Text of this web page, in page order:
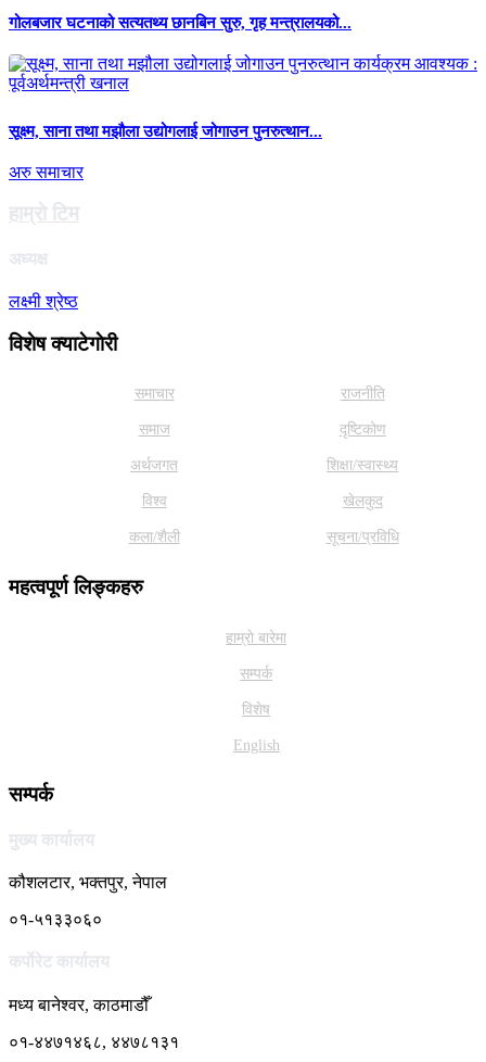
गोलबजार घटनाको सत्यतथ्य छानबिन सुरु, गृह मन्त्रालयको...
सूक्ष्म, साना तथा मझौला उद्योगलाई जोगाउन पुनरुत्थान...
अरु समाचार
हाम्राे टिम
अध्यक्ष
लक्ष्मी श्रेष्ठ
विशेष क्याटेगाेरी
समाचार राजनीति
समाज दृष्टिकोण
अर्थजगत शिक्षा/स्वास्थ्य
विश्व खेलकुद
कला/शैली सूचना/प्रविधि
महत्वपूर्ण लिङ्कहरु
हाम्राे बारेमा
सम्पर्क
विशेष
English
सम्पर्क
मुख्य कार्यालय
कौशलटार, भक्तपुर, नेपाल
०१-५१३३०६०
कर्पाेरेट कार्यालय
मध्य बानेश्वर, काठमाडौँ
०१-४४७१४६८, ४४७८१३१